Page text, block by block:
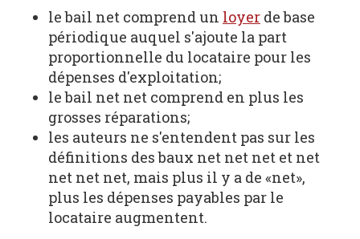
le bail net comprend un loyer de base
périodique auquel s'ajoute la part
proportionnelle du locataire pour les
dépenses d'exploitation;
le bail net net comprend en plus les
grosses réparations;
les auteurs ne s'entendent pas sur les
définitions des baux net net net et net
net net net, mais plus il y a de «net»,
plus les dépenses payables par le
locataire augmentent.